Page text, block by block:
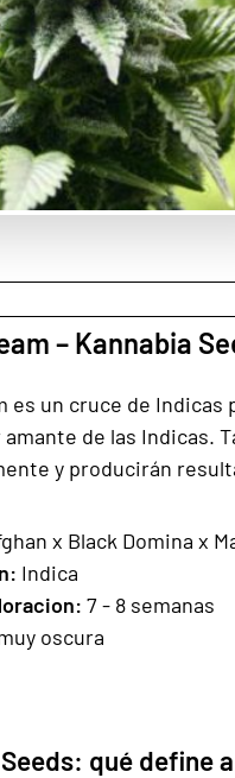
– Kannabia
es un cruce de Indicas
de las Indicas.
y producirán
x Black Domina x
: Indica
: 7 - 8 semanas
oscura
qué define